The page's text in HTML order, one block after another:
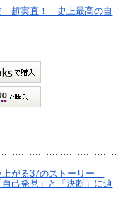
超実直！ 史上最高の自
上がる37のストーリー
自己発見」と「決断」に辿